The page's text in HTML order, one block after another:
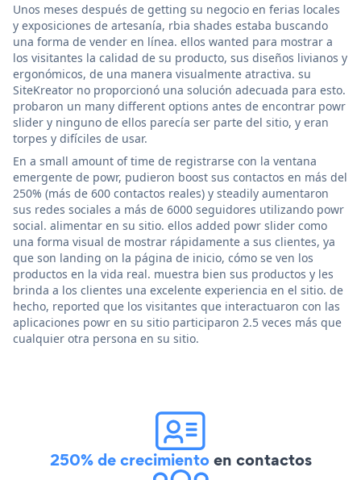
Unos meses después de getting su negocio en ferias locales
y exposiciones de artesanía, rbia shades estaba buscando
una forma de vender en línea. ellos wanted para mostrar a
los visitantes la calidad de su producto, sus diseños livianos y
ergonómicos, de una manera visualmente atractiva. su
SiteKreator no proporcionó una solución adecuada para esto.
probaron un many different options antes de encontrar powr
slider y ninguno de ellos parecía ser parte del sitio, y eran
torpes y difíciles de usar.
En a small amount of time de registrarse con la ventana
emergente de powr, pudieron boost sus contactos en más del
250% (más de 600 contactos reales) y steadily aumentaron
sus redes sociales a más de 6000 seguidores utilizando powr
social. alimentar en su sitio. ellos added powr slider como
una forma visual de mostrar rápidamente a sus clientes, ya
que son landing on la página de inicio, cómo se ven los
productos en la vida real. muestra bien sus productos y les
brinda a los clientes una excelente experiencia en el sitio. de
hecho, reported que los visitantes que interactuaron con las
aplicaciones powr en su sitio participaron 2.5 veces más que
cualquier otra persona en su sitio.
250% de crecimientoen contactos